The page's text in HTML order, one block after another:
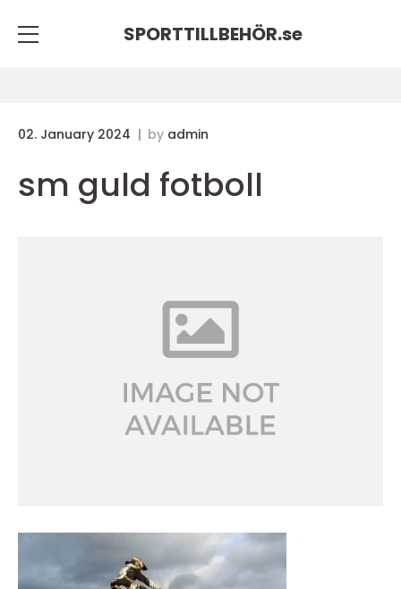
SPORTTILLBEHÖR.se
02. January 2024 by admin
sm guld fotboll